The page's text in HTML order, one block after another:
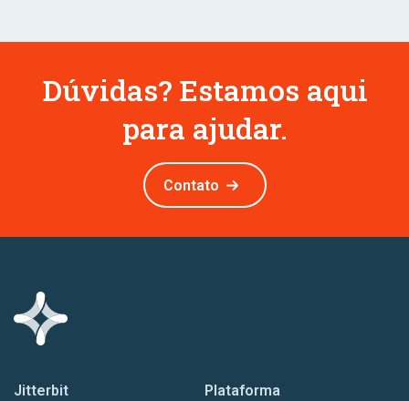
Dúvidas? Estamos aqui
para ajudar.
Contato
Jitterbit Plataforma